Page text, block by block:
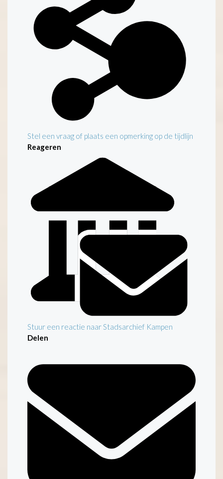
Stel een vraag of plaats een opmerking op de tijdlijn
Reageren
Stuur een reactie naar Stadsarchief Kampen
Delen